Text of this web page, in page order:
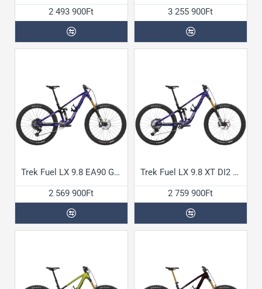
2 493 900Ft
3 255 900Ft
Trek Fuel LX 9.8 EA90 Gen7 kerékpár
2 569 900Ft
Trek Fuel LX 9.8 XT DI2 Gen7 kerékpár
2 759 900Ft